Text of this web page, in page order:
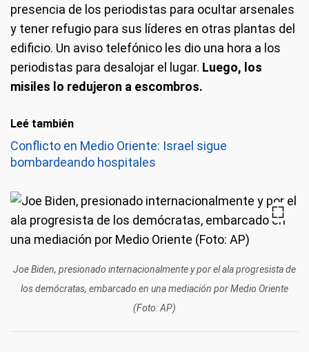
presencia de los periodistas para ocultar arsenales
y tener refugio para sus líderes en otras plantas del
edificio. Un aviso telefónico les dio una hora a los
periodistas para desalojar el lugar. Luego, los
misiles lo redujeron a escombros.
Leé también
Conflicto en Medio Oriente: Israel sigue
bombardeando hospitales
Joe Biden, presionado internacionalmente y por el ala progresista de
los demócratas, embarcado en una mediación por Medio Oriente
(Foto: AP)